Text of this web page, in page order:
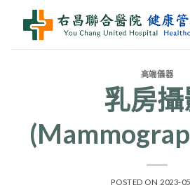
content
高端儀器
乳房
POSTED ON 2023-